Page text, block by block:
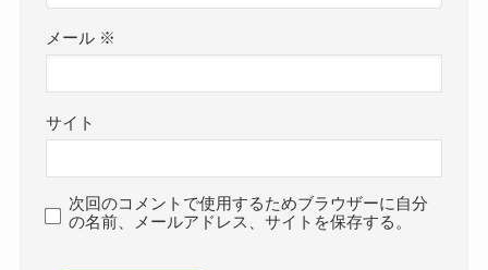
メール ※
サイト
次回のコメントで使用するためブラウザーに自分
の名前、メールアドレス、サイトを保存する。